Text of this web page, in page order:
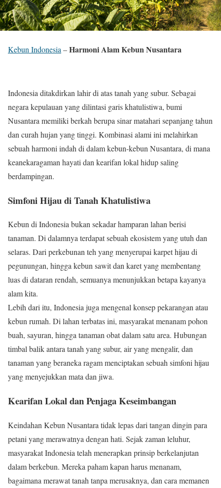
Kebun Indonesia –Harmoni Alam Kebun Nusantara
Indonesia ditakdirkan lahir di atas tanah yang subur. Sebagai
negara kepulauan yang dilintasi garis khatulistiwa, bumi
Nusantara memiliki berkah berupa sinar matahari sepanjang tahun
dan curah hujan yang tinggi. Kombinasi alami ini melahirkan
sebuah harmoni indah di dalam kebun-kebun Nusantara, di mana
keanekaragaman hayati dan kearifan lokal hidup saling
berdampingan.
Simfoni Hijau di Tanah Khatulistiwa
Kebun di Indonesia bukan sekadar hamparan lahan berisi
tanaman. Di dalamnya terdapat sebuah ekosistem yang utuh dan
selaras. Dari perkebunan teh yang menyerupai karpet hijau di
pegunungan, hingga kebun sawit dan karet yang membentang
luas di dataran rendah, semuanya menunjukkan betapa kayanya
alam kita.
Lebih dari itu, Indonesia juga mengenal konsep pekarangan atau
kebun rumah. Di lahan terbatas ini, masyarakat menanam pohon
buah, sayuran, hingga tanaman obat dalam satu area. Hubungan
timbal balik antara tanah yang subur, air yang mengalir, dan
tanaman yang beraneka ragam menciptakan sebuah simfoni hijau
yang menyejukkan mata dan jiwa.
Kearifan Lokal dan Penjaga Keseimbangan
Keindahan Kebun Nusantara tidak lepas dari tangan dingin para
petani yang merawatnya dengan hati. Sejak zaman leluhur,
masyarakat Indonesia telah menerapkan prinsip berkelanjutan
dalam berkebun. Mereka paham kapan harus menanam,
bagaimana merawat tanah tanpa merusaknya, dan cara memanen